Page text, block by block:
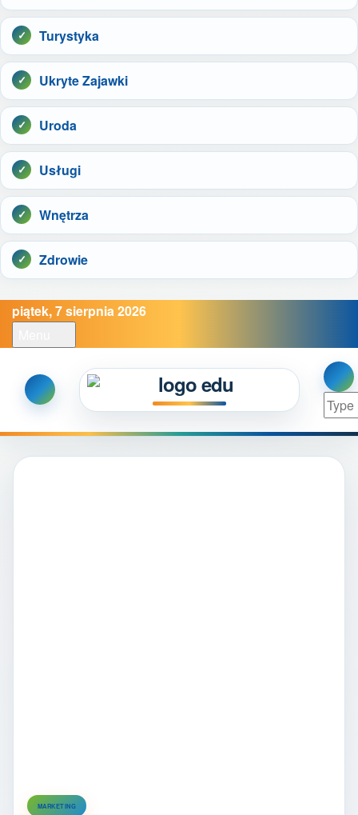
Turystyka
Ukryte Zajawki
Uroda
Usługi
Wnętrza
Zdrowie
piątek, 7 sierpnia 2026
MARKETING